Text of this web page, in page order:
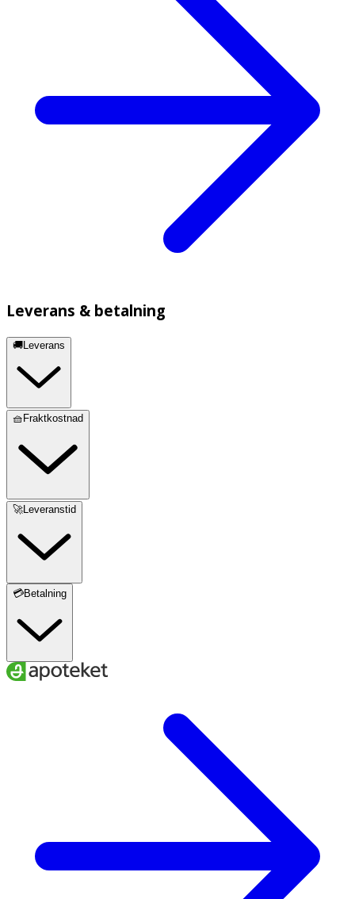
Leverans & betalning
🚚Leverans
🧺Fraktkostnad
🚀Leveranstid
💳Betalning